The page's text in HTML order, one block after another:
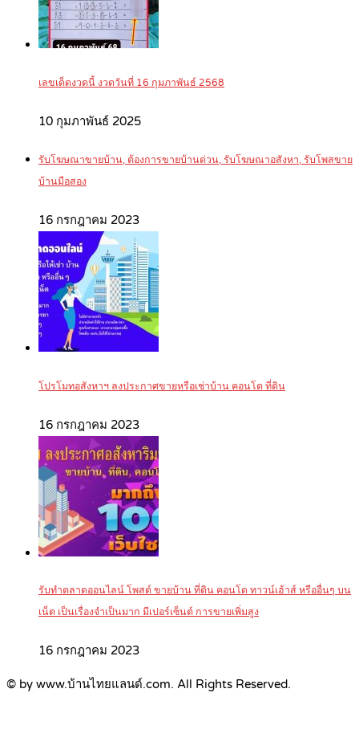
เลขเด็ดงวดนี้ งวดวันที่ 16 กุมภาพันธ์ 2568
10 กุมภาพันธ์ 2025
รับโฆษณาขายบ้าน, ต้องการขายบ้านด่วน, รับโฆษณาอสังหา, รับโพสขาย
บ้านมือสอง
16 กรกฎาคม 2023
โปรโมทอสังหาฯ ลงประกาศขายหรือเช่าบ้าน คอนโด ที่ดิน
16 กรกฎาคม 2023
รับทำตลาดออนไลน์ โพสต์ ขายบ้าน ที่ดิน คอนโด ทาวน์เฮ้าส์ หรืออื่นๆ บน
เน็ต เป็นเรื่องจำเป็นมาก มีเปอร์เซ็นต์ การขายเพิ่มสูง
16 กรกฎาคม 2023
© by www.บ้านไทยแลนด์.com. All Rights Reserved.